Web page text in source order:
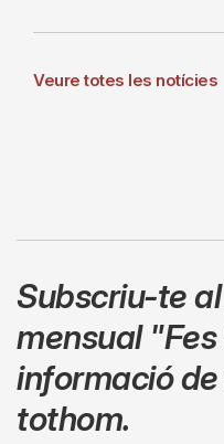
Veure totes les notícies
Subscriu-te
mensual
informació
tothom.